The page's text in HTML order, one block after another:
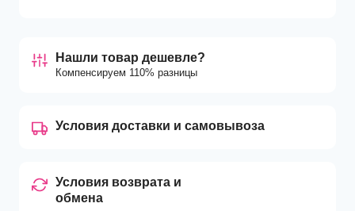
Нашли товар дешевле?
Компенсируем 110% разницы
Условия доставки и самовывоза
Условия возврата и
обмена